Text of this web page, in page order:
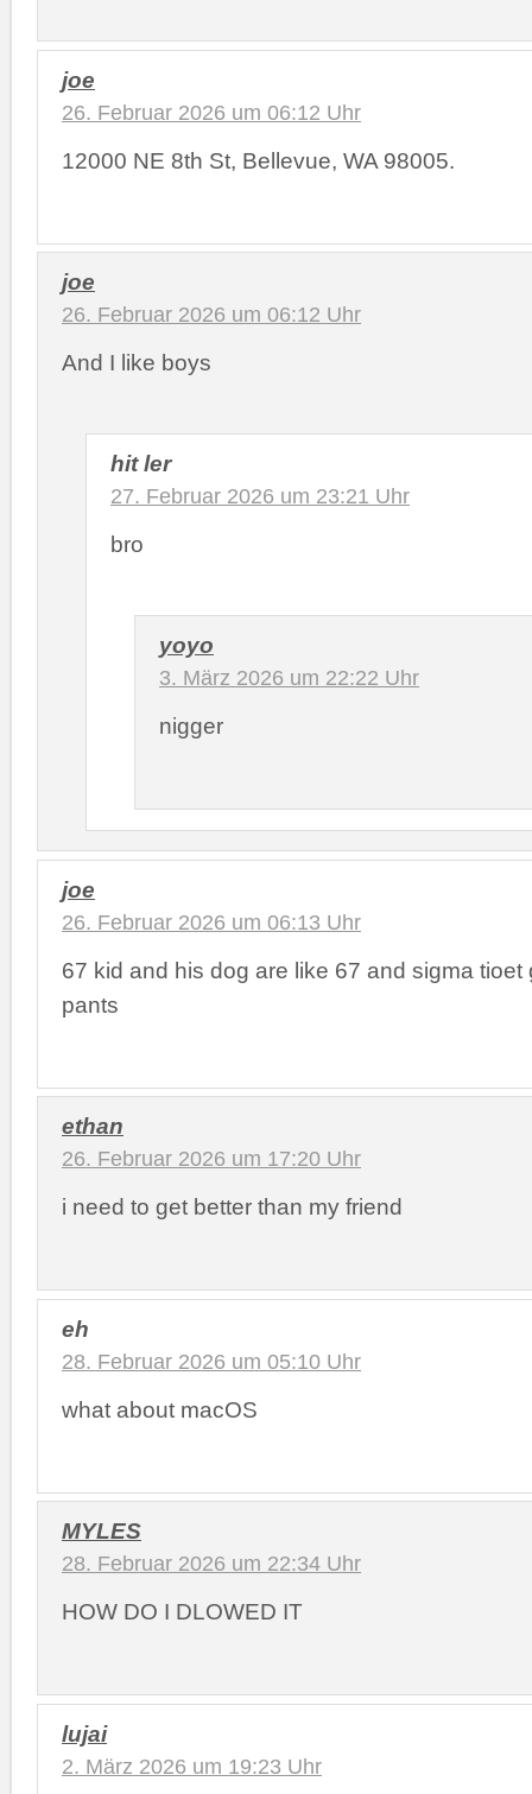
joe
26. Februar 2026 um 06:12 Uhr
12000 NE 8th St, Bellevue, WA 98005.
joe
26. Februar 2026 um 06:12 Uhr
And I like boys
hit ler
27. Februar 2026 um 23:21 Uhr
bro
yoyo
3. März 2026 um 22:22 Uhr
nigger
joe
26. Februar 2026 um 06:13 Uhr
67 kid and his dog are like 67 and sigma
pants
ethan
26. Februar 2026 um 17:20 Uhr
i need to get better than my friend
eh
28. Februar 2026 um 05:10 Uhr
what about macOS
MYLES
28. Februar 2026 um 22:34 Uhr
HOW DO I DLOWED IT
lujai
2. März 2026 um 19:23 Uhr